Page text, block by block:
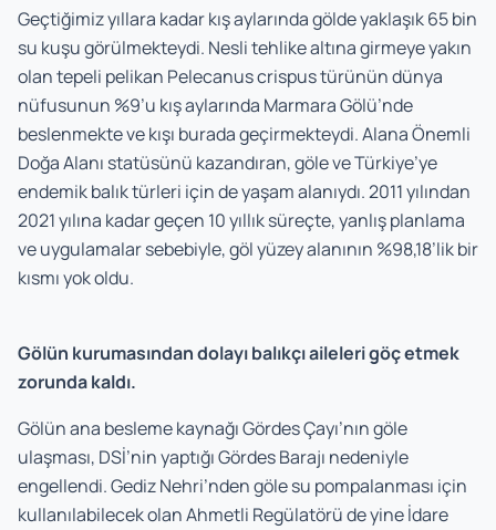
Geçtiğimiz yıllara kadar kış aylarında gölde yaklaşık 65 bin
su kuşu görülmekteydi. Nesli tehlike altına girmeye yakın
olan tepeli pelikan Pelecanus crispustürünün dünya
nüfusunun %9’u kış aylarında Marmara Gölü’nde
beslenmekte ve kışı burada geçirmekteydi. Alana Önemli
Doğa Alanı statüsünü kazandıran, göle ve Türkiye’ye
endemik balık türleri için de yaşam alanıydı. 2011 yılından
2021 yılına kadar geçen 10 yıllık süreçte, yanlış planlama
ve uygulamalar sebebiyle, göl yüzey alanının %98,18’lik bir
kısmı yok oldu.
Gölün kurumasından dolayı balıkçı aileleri göç etmek
zorunda kaldı.
Gölün ana besleme kaynağı Gördes Çayı’nın göle
ulaşması, DSİ’nin yaptığı Gördes Barajı nedeniyle
engellendi. Gediz Nehri’nden göle su pompalanması için
kullanılabilecek olan Ahmetli Regülatörü de yine İdare